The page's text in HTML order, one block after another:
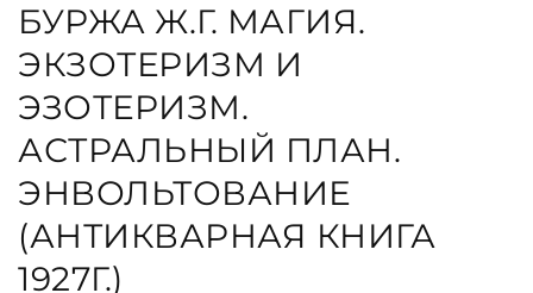
БУРЖА Ж.Г. МАГИЯ.
ЭКЗОТЕРИЗМ И
ЭЗОТЕРИЗМ.
АСТРАЛЬНЫЙ ПЛАН.
ЭНВОЛЬТОВАНИЕ
(АНТИКВАРНАЯ КНИГА
1927Г.)